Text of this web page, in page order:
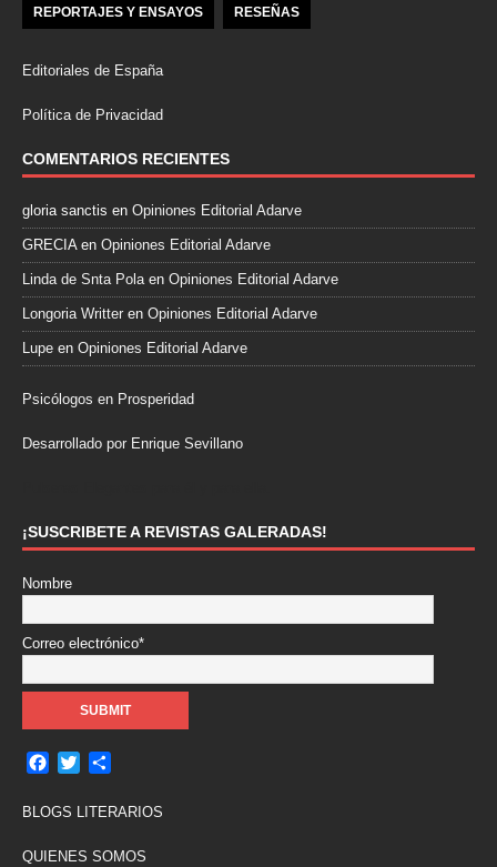
REPORTAJES Y ENSAYOS RESEÑAS
Editoriales de España
Política de Privacidad
COMENTARIOS RECIENTES
gloria sanctis en Opiniones Editorial Adarve
GRECIA en Opiniones Editorial Adarve
Linda de Snta Pola en Opiniones Editorial Adarve
Longoria Writter en Opiniones Editorial Adarve
Lupe en Opiniones Editorial Adarve
Psicólogos en Prosperidad
Desarrollado por Enrique Sevillano
¡SUSCRIBETE A REVISTAS GALERADAS!
Nombre
Correo electrónico*
c
b
t
m
a
BLOGS LITERARIOS
QUIENES SOMOS